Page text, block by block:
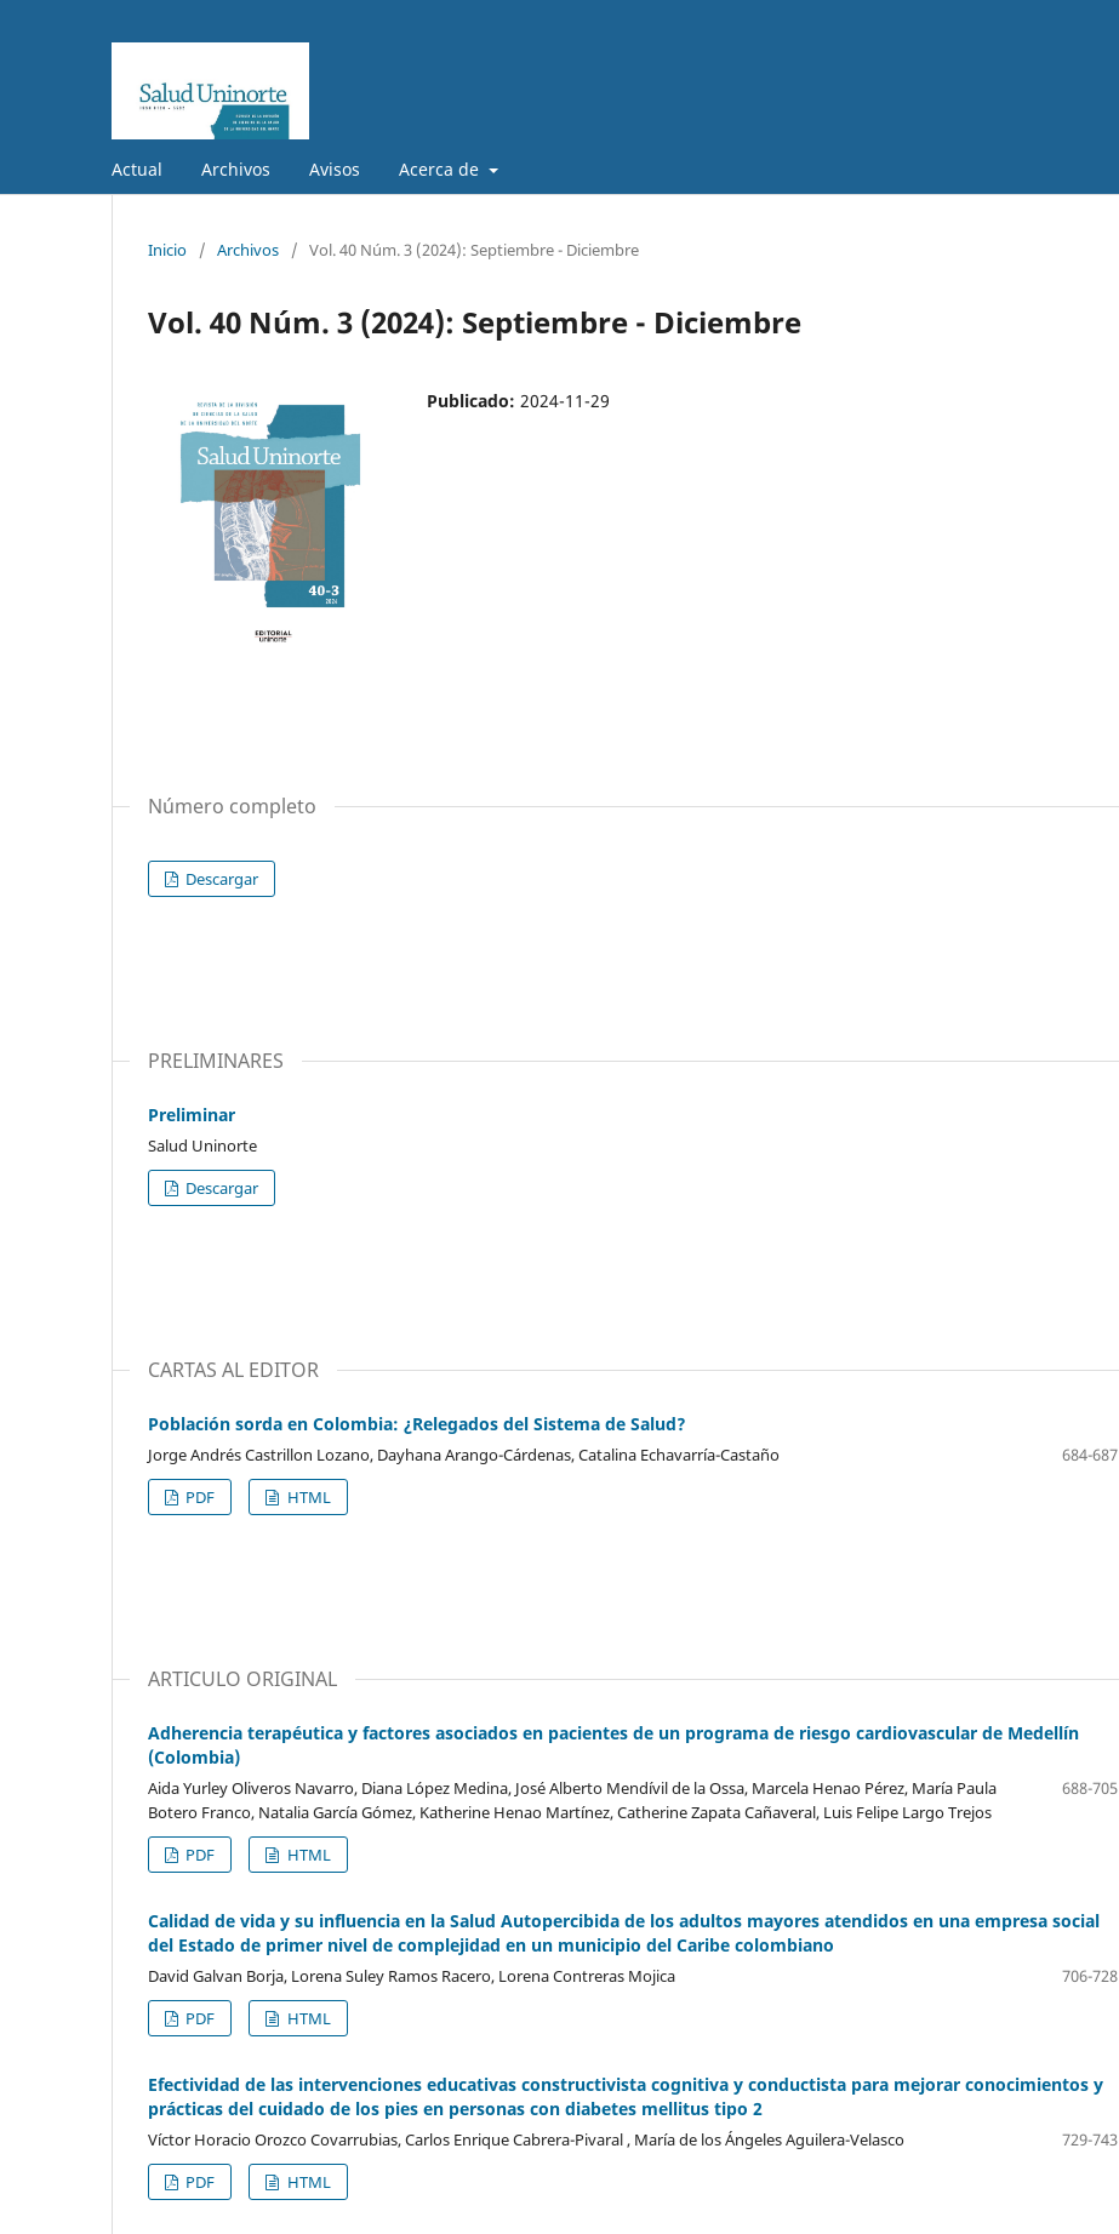
Actual Archivos Avisos Acerca de
Inicio / Archivos / Vol. 40 Núm. 3 (2024): Septiembre - Diciembre
Vol. 40 Núm. 3 (2024): Septiembre - Diciembre
Publicado: 2024-11-29
Número completo
Descargar
PRELIMINARES
Preliminar
Salud Uninorte
Descargar
CARTAS AL EDITOR
Población sorda en Colombia: ¿Relegados del Sistema de Salud?
Jorge Andrés Castrillon Lozano, Dayhana Arango-Cárdenas, Catalina Echavarría-Castaño
684-687
PDF
HTML
ARTICULO ORIGINAL
Adherencia terapéutica y factores asociados en pacientes de un programa de riesgo cardiovascular de Medellín
(Colombia)
Aida Yurley Oliveros Navarro, Diana López Medina, José Alberto Mendívil de la Ossa, Marcela Henao Pérez, María Paula
Botero Franco, Natalia García Gómez, Katherine Henao Martínez, Catherine Zapata Cañaveral, Luis Felipe Largo Trejos
688-705
PDF HTML
Calidad de vida y su influencia en la Salud Autopercibida de los adultos mayores atendidos en una empresa social
del Estado de primer nivel de complejidad en un municipio del Caribe colombiano
David Galvan Borja, Lorena Suley Ramos Racero, Lorena Contreras Mojica
706-728
PDF
HTML
Efectividad de las intervenciones educativas constructivista cognitiva y conductista para mejorar conocimientos y
prácticas del cuidado de los pies en personas con diabetes mellitus tipo 2
Víctor Horacio Orozco Covarrubias, Carlos Enrique Cabrera-Pivaral , María de los Ángeles Aguilera-Velasco
729-743
PDF
HTML